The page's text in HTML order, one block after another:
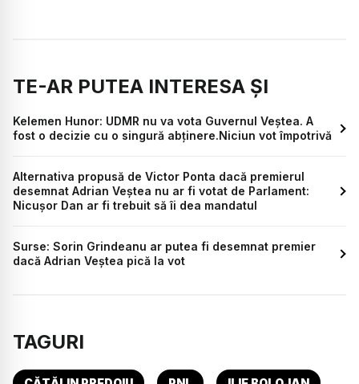
TE-AR PUTEA INTERESA ȘI
Kelemen Hunor: UDMR nu va vota Guvernul Veștea. A
fost o decizie cu o singură abţinere.Niciun vot împotrivă
Alternativa propusă de Victor Ponta dacă premierul
desemnat Adrian Veștea nu ar fi votat de Parlament:
Nicușor Dan ar fi trebuit să îi dea mandatul
Surse: Sorin Grindeanu ar putea fi desemnat premier
dacă Adrian Veștea pică la vot
TAGURI